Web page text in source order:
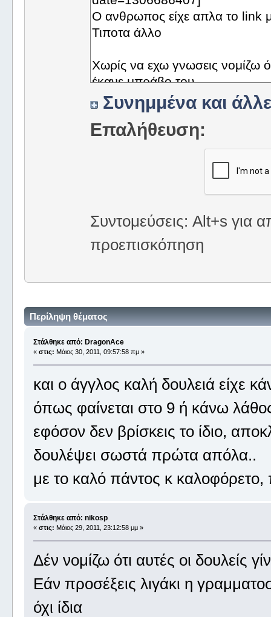
Συνημμένα και
Επαλήθευση:
Συντομεύσεις: Alt+s για
προεπισκόπηση
Περίληψη θέματος
Στάλθηκε από: DragonAce
« στις: Μάιος 30, 2011, 09:57:58 πμ »
και ο άγγλος καλή δουλειά είχε
όπως φαίνεται στο 9 ή κάνω
εφόσον δεν βρίσκεις το ίδιο,
δουλέψει σωστά πρώτα απόλα..
με το καλό πάντος κ
Στάλθηκε από: nikosp
« στις: Μάιος 29, 2011, 23:12:58 μμ »
Δέν νομίζω ότι αυτές οι δουλείς
Εάν προσέξεις λιγάκι η
όχι ίδια